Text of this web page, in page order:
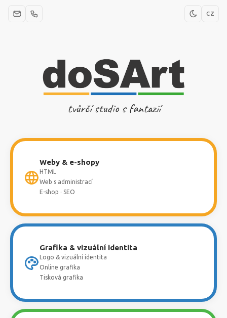
CZ
tvůrčí studio s fantazií
Weby & e-shopy
HTML
Web s administrací
E-shop · SEO
Grafika & vizuální identita
Logo & vizuální identita
Online grafika
Tisková grafika